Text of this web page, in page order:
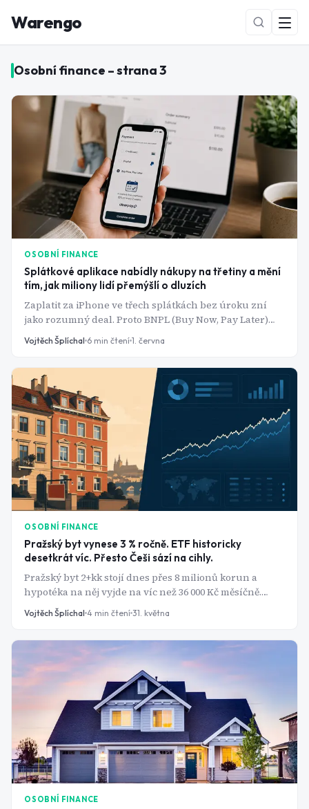
Warengo
NOVÉ
Osobní finance – strana3
OSOBNÍ FINANCE
Splátkové aplikace nabídly nákupy na třetiny a mění
tím, jak miliony lidí přemýšlí o dluzích
Zaplatit za iPhone ve třech splátkách bez úroku zní
jako rozumný deal. Proto BNPL (Buy Now, Pay Later)
platformy za posledních pět let přerostly z doplňku e-
shopu na jednu z nejrychleji rostoucích kategorií
roce 2025 přibližně 560 miliard dolarů, meziročně o 13,7
% více. Jenže za každou bezúročnou splátkou se
skrývá byznys model, který je sofistikovanější, než
vypadá na první pohled a pro českého investora i
spotřebitele stojí za pochopení.
Vojtěch Šplíchal 6 min čtení 1. června
OSOBNÍ FINANCE
Pražský byt vynese 3 % ročně. ETF historicky
desetkrát víc. Přesto Češi sází na cihly.
Pražský byt 2+kk stojí dnes přes 8 milionů korun a
hypotéka na něj vyjde na víc než 36 000 Kč měsíčně.
Jenže průměrný čistý výnos z pronájmu v Praze se
pohybuje kolem 3 %. ETF kopírující S&P 500 přitom
oprav a výpadků obsazenosti. Tak proč Češi stále sází
na cihly?
Vojtěch Šplíchal 4 min čtení 31. května
OSOBNÍ FINANCE